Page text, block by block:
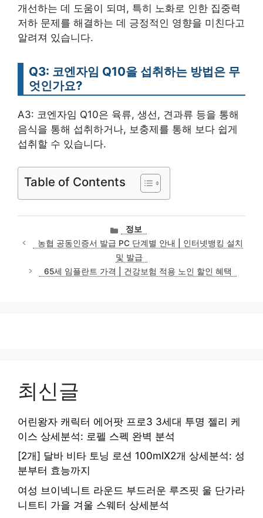
개선하는 데 도움이 되며, 특히 노화로 인한 집중력
저하 문제를 해결하는 데 긍정적인 영향을 미친다고
알려져 있습니다.
Q3: 코엔자임 Q10을 섭취하는 방법은 무
엇인가요?
A3: 코엔자임 Q10은 육류, 생선, 견과류 등을 통해
음식을 통해 섭취하거나, 보충제를 통해 보다 쉽게
섭취할 수 있습니다.
Table of Contents
카
테
고
리
정보
농협 공동인증서 발급 PC 단계별 안내 | 인터넷뱅킹 설치
및 발급
65세 임플란트 가격 | 건강보험 적용 노인 할인 혜택
최신글
어린왕자 캐릭터 에어팟 프로3 3세대 투명 젤리 케
이스 상세분석: 로펠 스펙 완벽 분석
[2개] 달바 비타 토닝 로션 100mlX2개 상세분석: 성
분부터 효능까지
여성 브이넥니트 라운드 부드러운 루즈핏 울 단가라
니트티 가을 겨울 스웨터 상세분석